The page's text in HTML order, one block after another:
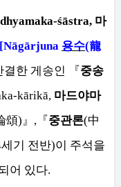
śāstra, 마
[Nāgārjuna 용수(龍
결한 게송인 『중송
kārikā, 마드야마
頌) 』 , 『중관론(中
세기 전반)이 주석을
어 있다.